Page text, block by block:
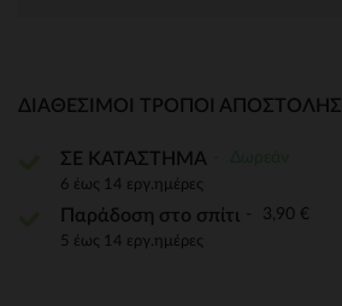
ΔΙΑΘΈΣΙΜΟΙ ΤΡΌΠΟΙ ΑΠΟΣΤΟΛΉΣ
ΣΕ ΚΑΤΑΣΤΗΜΑ
6 έως 14 εργ.ημέρες
Παράδοση στο σπίτι 3,90 €
5 έως 14 εργ.ημέρες